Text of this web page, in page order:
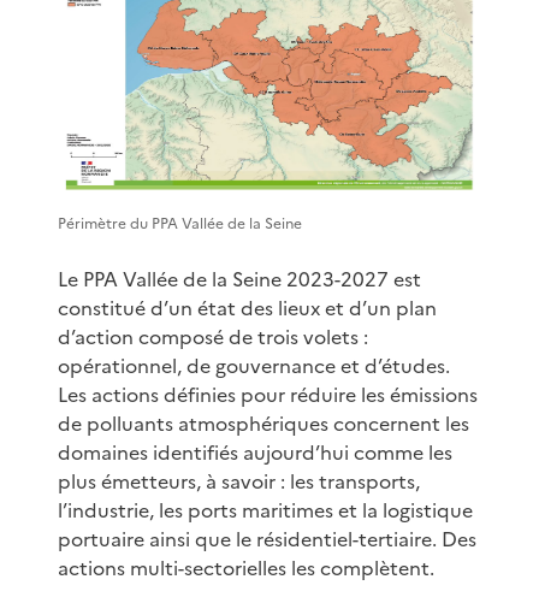
Périmètre du PPA Vallée de la Seine
Le PPA Vallée de la Seine 2023-2027 est
constitué d’un état des lieux et d’un plan
d’action composé de trois volets :
opérationnel, de gouvernance et d’études.
Les actions définies pour réduire les émissions
de polluants atmosphériques concernent les
domaines identifiés aujourd’hui comme les
plus émetteurs, à savoir : les transports,
l’industrie, les ports maritimes et la logistique
portuaire ainsi que le résidentiel-tertiaire. Des
actions multi-sectorielles les complètent.